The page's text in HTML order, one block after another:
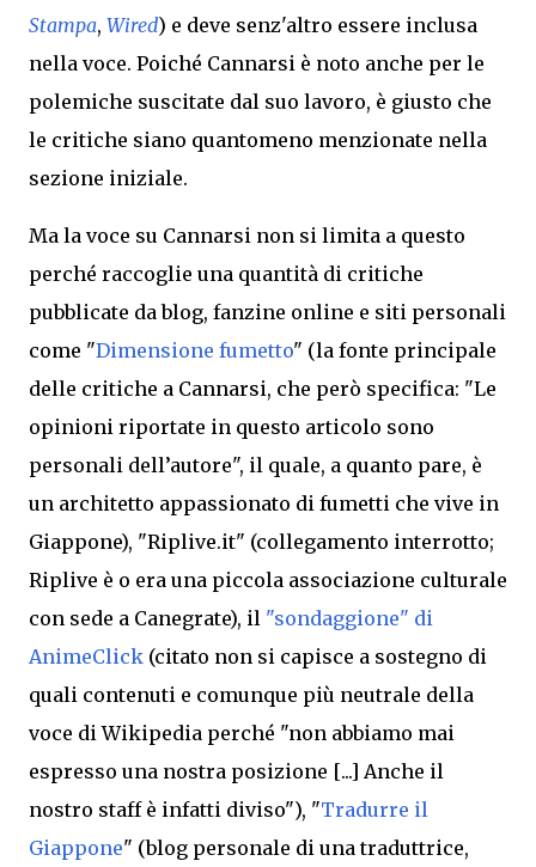
Stampa, Wired) e deve senz'altro essere inclusa
nella voce. Poiché Cannarsi è noto anche per le
polemiche suscitate dal suo lavoro, è giusto che
le critiche siano quantomeno menzionate nella
sezione iniziale.
Ma la voce su Cannarsi non si limita a questo
perché raccoglie una quantità di critiche
pubblicate da blog, fanzine online e siti personali
come "Dimensione fumetto" (la fonte principale
delle critiche a Cannarsi, che però specifica: "Le
opinioni riportate in questo articolo sono
personali dell’autore", il quale, a quanto pare, è
un architetto appassionato di fumetti che vive in
Giappone), "Riplive.it" (collegamento interrotto;
Riplive è o era una piccola associazione culturale
con sede a Canegrate), il "sondaggione" di
AnimeClick (citato non si capisce a sostegno di
quali contenuti e comunque più neutrale della
voce di Wikipedia perché "non abbiamo mai
espresso una nostra posizione [...] Anche il
nostro staff è infatti diviso"), "Tradurre il
Giappone" (blog personale di una traduttrice,